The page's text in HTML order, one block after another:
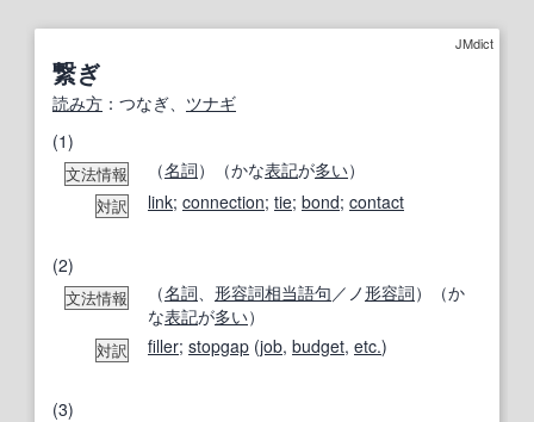
JMdict
繋ぎ
読み方 ：つなぎ、 ツナギ
(1)
文法情報 （名詞）（かな表記が多い）
対訳 link; connection; tie; bond; contact
(2)
文法情報 （名詞 形容詞相当語句 ／ノ形容詞）（か
な表記が多い）
対訳 filler; stopgap (job, budget, etc.)
(3)